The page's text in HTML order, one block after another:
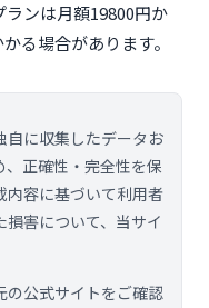
ンは月額19800円か
る場合があります。
自に収集したデータお
正確性・完全性を保
内容に基づいて利用者
害について、当サイ
の公式サイトをご確認